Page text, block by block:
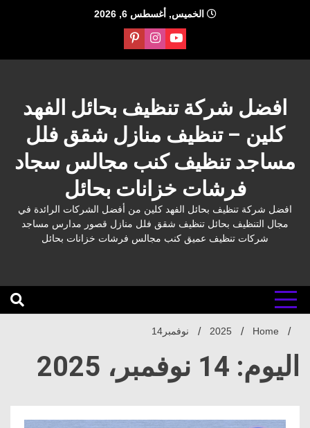
الخميس, أغسطس 6, 2026
افضل شركة تنظيف بحائل الفهد
كلين – تنظيف منازل شقق فلل
مساجد تنظيف كنب مجالس سجاد
فرشات خزانات بحائل
افضل شركة تنظيف بحائل الفهد كلين من أفضل الشركات الرائدة في
مجال التنظيف بحائل تنظيف شقق فلل منازل قصور مدارس مساجد
شركات تنظيف عميق كنب مجالس فرشات خزانات بحائل
Home
2025 نوفمبر 14
اليوم: 14 نوفمبر، 2025